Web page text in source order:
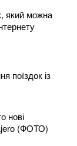
який можна
поїздок із
нові
(ФОТО)